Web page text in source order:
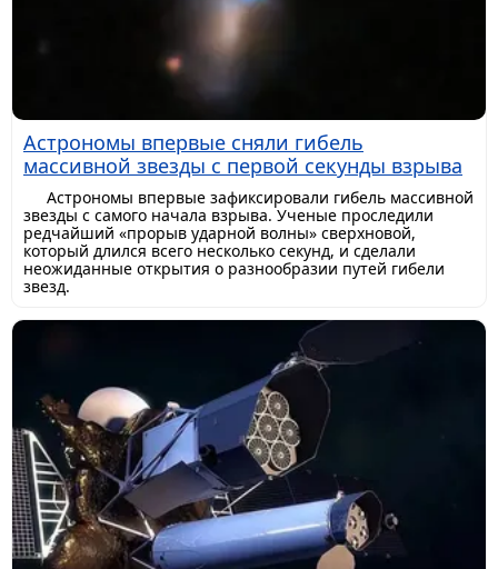
Астрономы впервые сняли гибель
массивной звезды с первой секунды взрыва
Астрономы впервые зафиксировали гибель массивной
звезды с самого начала взрыва. Ученые проследили
редчайший «прорыв ударной волны» сверхновой,
который длился всего несколько секунд, и сделали
неожиданные открытия о разнообразии путей гибели
звезд.